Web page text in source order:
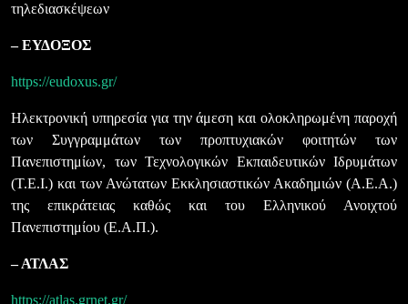
τηλεδιασκέψεων
– ΕΥΔΟΞΟΣ
https://eudoxus.gr/
Ηλεκτρονική υπηρεσία για την άμεση και ολοκληρωμένη παροχή
των Συγγραμμάτων των προπτυχιακών φοιτητών των
Πανεπιστημίων, των Τεχνολογικών Εκπαιδευτικών Ιδρυμάτων
(Τ.Ε.Ι.) και των Ανώτατων Εκκλησιαστικών Ακαδημιών (Α.Ε.Α.)
της επικράτειας καθώς και του Ελληνικού Ανοιχτού
Πανεπιστημίου (Ε.Α.Π.).
– ΑΤΛΑΣ
https://atlas.grnet.gr/